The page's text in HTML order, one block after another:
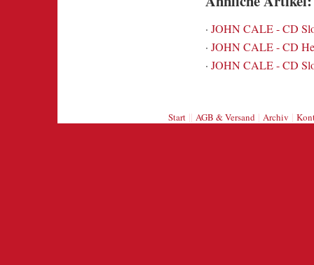
· JOHN CALE - CD
· JOHN CALE - CD
· JOHN CALE - CD
Start|| AGB & Versand| Archiv |